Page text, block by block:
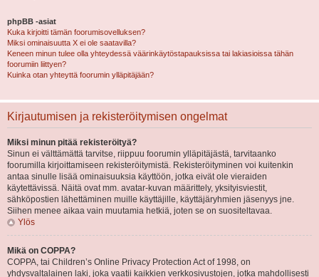
phpBB -asiat
Kuka kirjoitti tämän foorumisovelluksen?
Miksi ominaisuutta X ei ole saatavilla?
Keneen minun tulee olla yhteydessä väärinkäytöstapauksissa tai lakiasioissa tähän
foorumiin liittyen?
Kuinka otan yhteyttä foorumin ylläpitäjään?
Kirjautumisen ja rekisteröitymisen ongelmat
Miksi minun pitää rekisteröityä?
Sinun ei välttämättä tarvitse, riippuu foorumin ylläpitäjästä, tarvitaanko
foorumilla kirjoittamiseen rekisteröitymistä. Rekisteröityminen voi kuitenkin
antaa sinulle lisää ominaisuuksia käyttöön, jotka eivät ole vieraiden
käytettävissä. Näitä ovat mm. avatar-kuvan määrittely, yksityisviestit,
sähköpostien lähettäminen muille käyttäjille, käyttäjäryhmien jäsenyys jne.
Siihen menee aikaa vain muutamia hetkiä, joten se on suositeltavaa.
Ylös
Mikä on COPPA?
COPPA, tai Children’s Online Privacy Protection Act of 1998, on
yhdysvaltalainen laki, joka vaatii kaikkien verkkosivustojen, jotka mahdollisesti